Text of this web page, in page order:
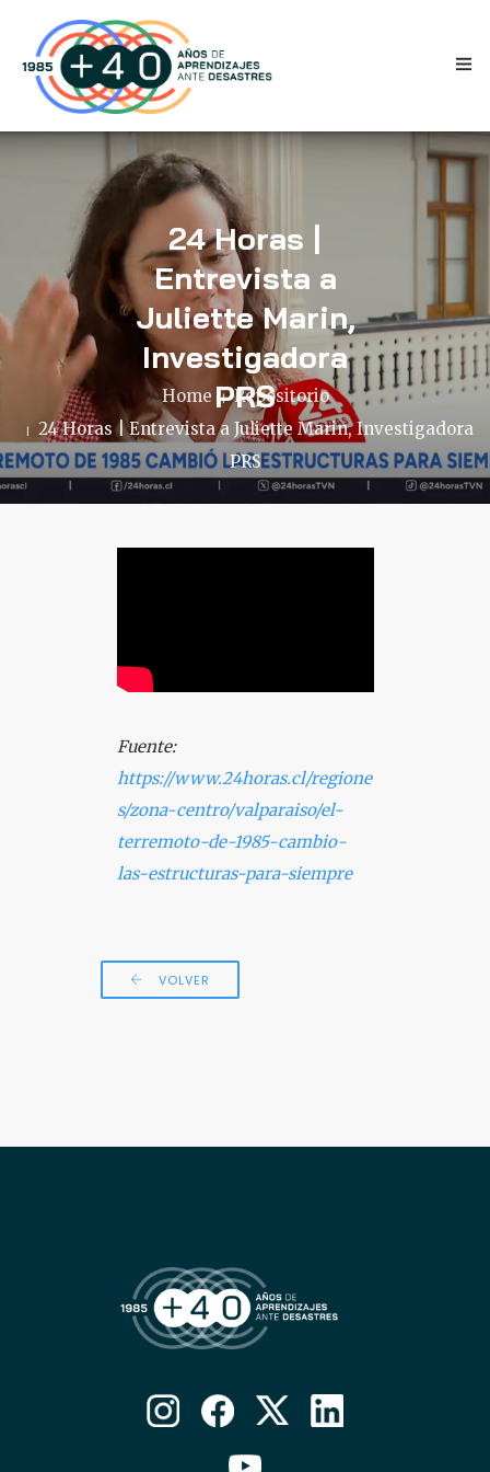
INICIO
ANTECEDENTES
TESTIMONIOS
NOVEDADES
PRENSA
24 Horas |
Entrevista a
Juliette Marin,
Investigadora
PRS
Home
Repositorio
24 Horas | Entrevista a Juliette Marin, Investigadora
PRS
Fuente:
https://www.24horas.cl/regione
s/zona-centro/valparaiso/el-
terremoto-de-1985-cambio-
las-estructuras-para-siempre
VOLVER